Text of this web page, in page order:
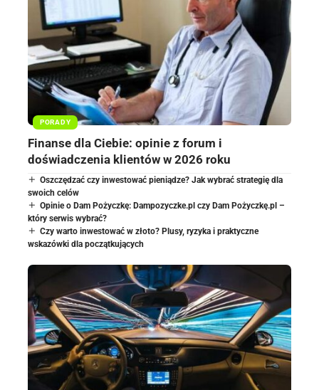
PORADY
Finanse dla Ciebie: opinie z forum i
doświadczenia klientów w 2026 roku
Oszczędzać czy inwestować pieniądze? Jak wybrać strategię dla
swoich celów
Opinie o Dam Pożyczkę: Dampozyczke.pl czy Dam Pożyczkę.pl –
który serwis wybrać?
Czy warto inwestować w złoto? Plusy, ryzyka i praktyczne
wskazówki dla początkujących